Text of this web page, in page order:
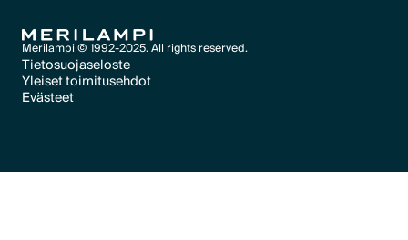
Merilampi © 1992-2025. All rights reserved.
Tietosuojaseloste
Text Link
Yleiset toimitusehdot
Text Link
Evästeet